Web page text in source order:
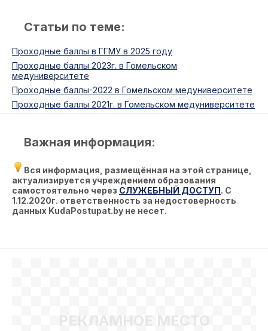
Статьи по теме:
Проходные баллы в ГГМУ в 2025 году
Проходные баллы 2023г. в Гомельском
медуниверситете
Проходные баллы-2022 в Гомельском медуниверситете
Проходные баллы 2021г. в Гомельском медуниверситете
Важная информация:
Вся информация, размещённая на этой странице,
актуализируется учреждением образования
самостоятельно через СЛУЖЕБНЫЙ ДОСТУП. С
1.12.2020г. ответственность за недостоверность
данных KudaPostupat.by не несет.
РЕКЛАМНОЕ МЕСТО